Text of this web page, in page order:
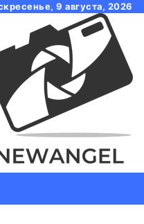
9 августа, 2026